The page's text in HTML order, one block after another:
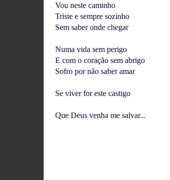
Vou neste caminho
Triste e sempre sozinho
Sem saber onde chegar
Numa vida sem perigo
E com o coração sem abrigo
Sofro por não saber amar
Se viver for este castigo
Que Deus venha me salvar...